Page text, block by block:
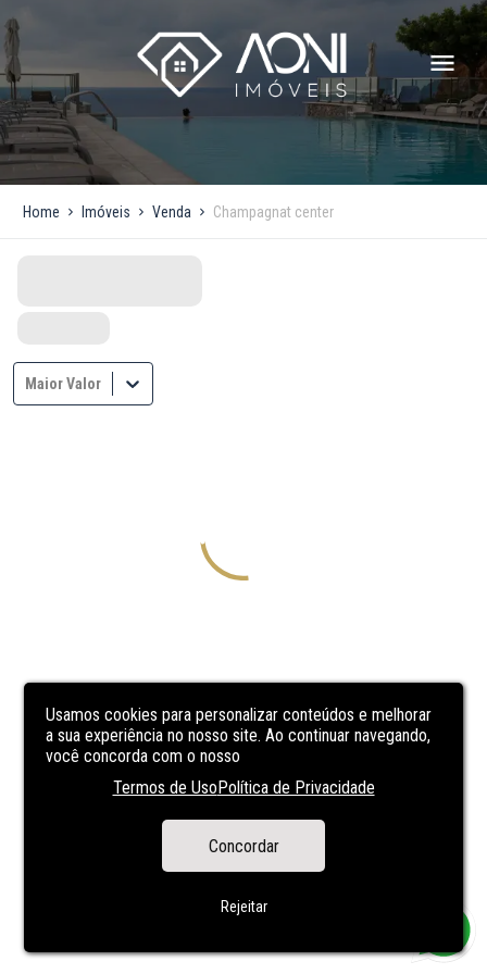
Usamos cookies para personalizar conteúdos e melhorar
a sua experiência no nosso site. Ao continuar navegando,
você concorda com o nosso
Termos de UsoPolítica de Privacidade
Concordar
Rejeitar
Home Imóveis Venda Champagnat center
Maior Valor